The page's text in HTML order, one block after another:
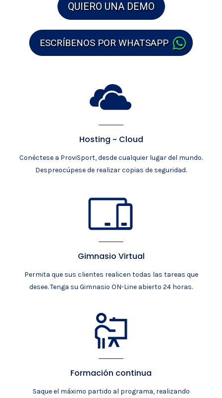
QUIERO UNA DEMO
ESCRÍBENOS POR WHATSAPP
Hosting ~ Cloud
Conéctese a ProviSport, desde cualquier lugar del mundo.
Despreocúpese de realizar copias de seguridad.
Gimnasio Virtual
Permita que sus clientes realicen todas las tareas que
desee. Tenga su Gimnasio ON-Line abierto 24 horas.
Formación continua
Saque el máximo partido al programa, realizando